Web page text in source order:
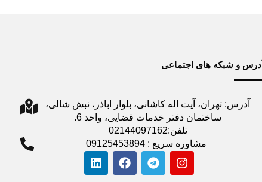
آدرس و شبکه های اجتماعی
آدرس: تهران، آیت اله کاشانی، بلوار اباذر، نبش شالی،
ساختمان دفتر خدمات قضایی، واحد 6.
تلفن:02144097162
مشاوره سریع : 09125453894